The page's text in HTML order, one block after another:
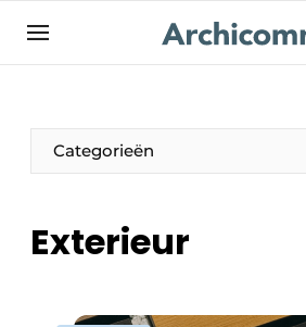
NL be-FR
Categorieën
Exterieur